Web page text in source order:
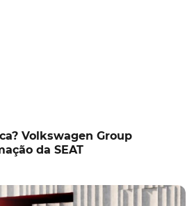
Volkswagen Group
da SEAT